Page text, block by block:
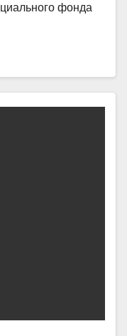
фонда